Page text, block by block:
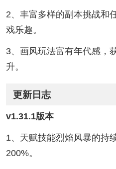
2、丰富多样的副本挑战和
戏乐趣。
3、画风玩法富有年代感，
升。
更新日志
v1.31.1版本
1、天赋技能烈焰风暴的持
200%。